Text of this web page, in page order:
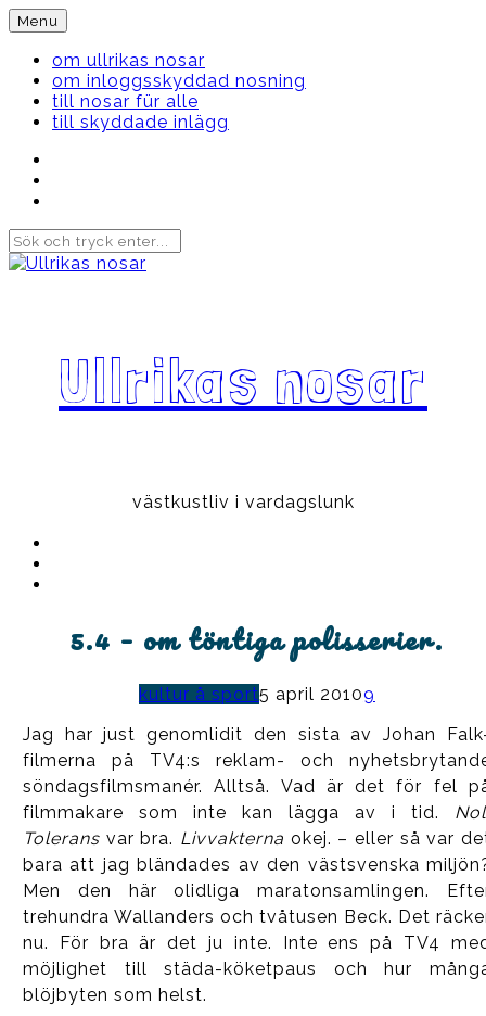
Skip
to
content
Menu
om ullrikas nosar
om inloggsskyddad nosning
till nosar für alle
till skyddade inlägg
Ullrikas nosar
västkustliv i vardagslunk
5.4 – om töntiga polisserier.
kultur å sport5 april 20109
Jag har just genomlidit den sista av Johan
filmerna på TV4:s reklam- och
söndagsfilmsmanér. Alltså. Vad är det för fel
filmmakare som inte kan lägga av i tid.
Toleransvar bra. Livvakterna okej. – eller så var
bara att jag bländades av den västsvenska
Men den här olidliga maratonsamlingen.
trehundra Wallanders och tvåtusen Beck. Det
nu. För bra är det ju inte. Inte ens på TV4
möjlighet till städa-köketpaus och hur
blöjbyten som helst.